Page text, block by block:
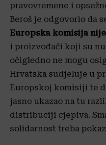
pravovremene i
Beroš je odgovorio da
Europska komisija
i proizvođači koji su
očigledno ne mogu
Hrvatska sudjeluje u
Europskoj komisiji te
jasno ukazao na tu
distribuciji cjepiva.
solidarnost treba